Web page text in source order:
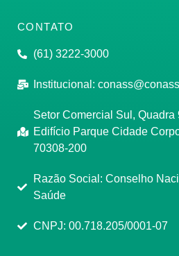
CONTATO
(61) 3222-3000
Institucional:
Setor Comercial Sul, Quadra
Edifício Parque Cidade
70308-200
Razão Social: Conselho
Saúde
CNPJ: 00.718.205/0001-07